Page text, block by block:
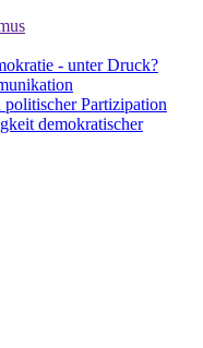
- unter Druck?
politischer Partizipation
demokratischer